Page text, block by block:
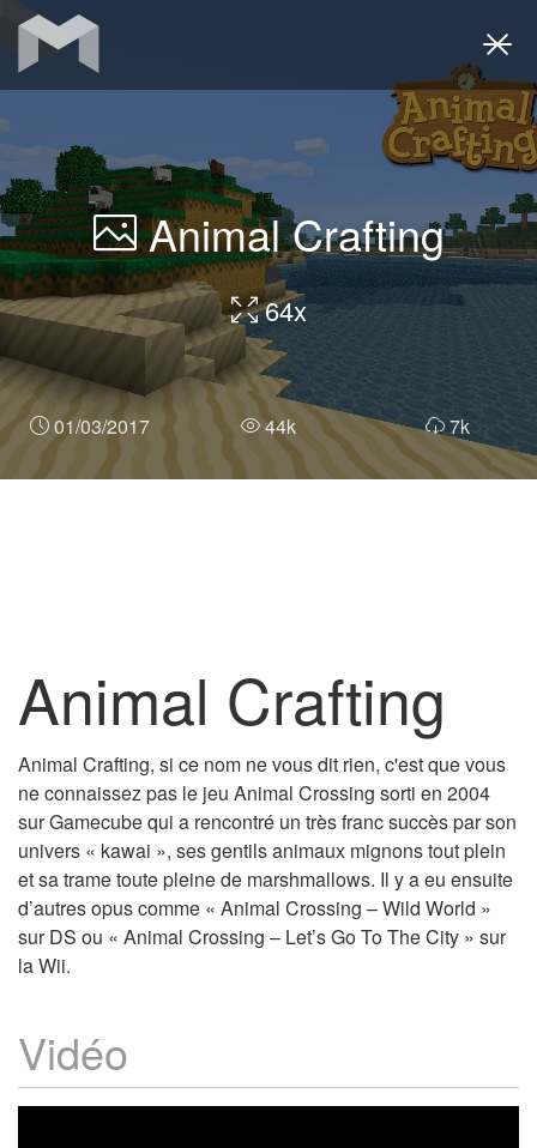
Animal Crafting
64x
01/03/2017 44k 7k
Animal Crafting
Animal Crafting, si ce nom ne vous dit rien, c'est que vous
ne connaissez pas le jeu Animal Crossing sorti en 2004
sur Gamecube qui a rencontré un très franc succès par son
univers « kawai », ses gentils animaux mignons tout plein
et sa trame toute pleine de marshmallows. Il y a eu ensuite
d’autres opus comme « Animal Crossing – Wild World »
sur DS ou « Animal Crossing – Let’s Go To The City » sur
la Wii.
Vidéo